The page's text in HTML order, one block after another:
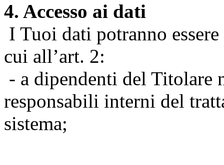
4. Accesso ai dati
I Tuoi dati potranno
cui all’art. 2:
- a dipendenti del Titolare
responsabili interni del
sistema;